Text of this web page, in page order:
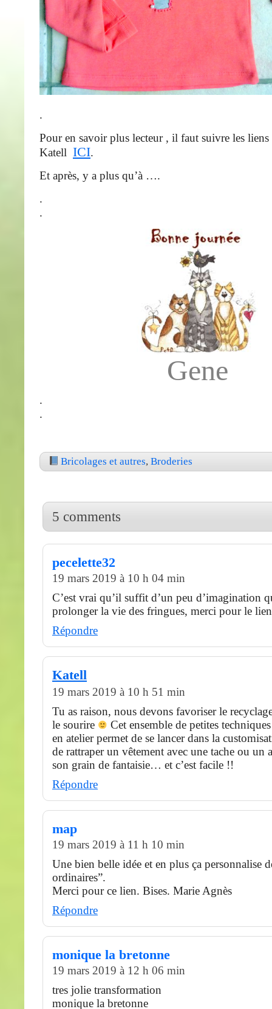
.
Pour en savoir plus lecteur , il faut suivre les liens
Katell ICI.
Et après, y a plus qu’à ….
.
.
Gene
.
.
Bricolages et autres, Broderies
5 comments
pecelette32
19 mars 2019 à 10 h 04 min
C’est vrai qu’il suffit d’un peu d’imagination
prolonger la vie des fringues, merci pour le
Répondre
Katell
19 mars 2019 à 10 h 51 min
Tu as raison, nous devons favoriser le
le sourire
Cet ensemble de petites
en atelier permet de se lancer dans la
de rattraper un vêtement avec une tache ou un
son grain de fantaisie… et c’est facile !!
Répondre
map
19 mars 2019 à 11 h 10 min
Une bien belle idée et en plus ça personnalise
ordinaires”.
Merci pour ce lien. Bises. Marie Agnès
Répondre
monique la bretonne
19 mars 2019 à 12 h 06 min
tres jolie transformation
monique la bretonne